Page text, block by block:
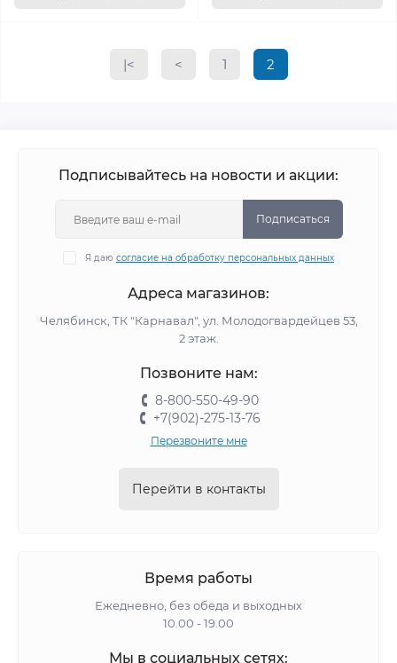
|< < 1 2
Подписывайтесь на новости и акции:
Подписаться
Я даю согласие на обработку персональных данных
Адреса магазинов:
Челябинск, ТК "Карнавал", ул. Молодогвардейцев 53,
2 этаж.
Позвоните нам:
8-800-550-49-90
+7(902)-275-13-76
Перезвоните мне
Перейти в контакты
Время работы
Ежедневно, без обеда и выходных
10.00 - 19.00
Мы в социальных сетях: